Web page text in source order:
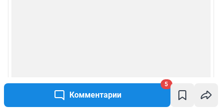
Комментарии
5